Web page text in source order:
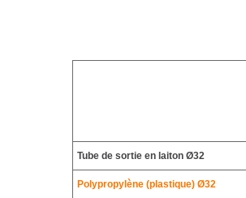
Tube de sortie en laiton Ø32
Polypropylène (plastique) Ø32